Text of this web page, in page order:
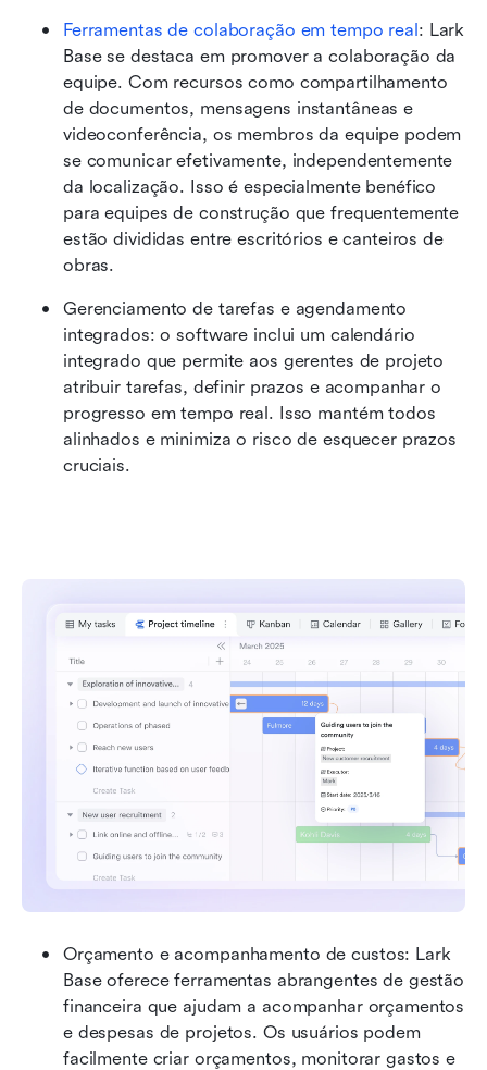
Ferramentas de colaboração em tempo real : Lark
Base se destaca em promover a colaboração da
equipe. Com recursos como compartilhamento
de documentos, mensagens instantâneas e
videoconferência, os membros da equipe podem
se comunicar efetivamente, independentemente
da localização. Isso é especialmente benéfico
para equipes de construção que frequentemente
estão divididas entre escritórios e canteiros de
obras.
Gerenciamento de tarefas e agendamento
integrados: o software inclui um calendário
integrado que permite aos gerentes de projeto
atribuir tarefas, definir prazos e acompanhar o
progresso em tempo real. Isso mantém todos
alinhados e minimiza o risco de esquecer prazos
cruciais.
Orçamento e acompanhamento de custos: Lark
Base oferece ferramentas abrangentes de gestão
financeira que ajudam a acompanhar orçamentos
e despesas de projetos. Os usuários podem
facilmente criar orçamentos, monitorar gastos e